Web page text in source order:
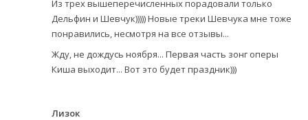
Из трех вышеперечисленных порадовали только
Дельфин и Шевчук))))) Новые треки Шевчука мне тоже
понравились, несмотря на все отзывы...
Жду, не дождусь ноября... Первая часть зонг оперы
Киша выходит... Вот это будет праздник)))
Лизок